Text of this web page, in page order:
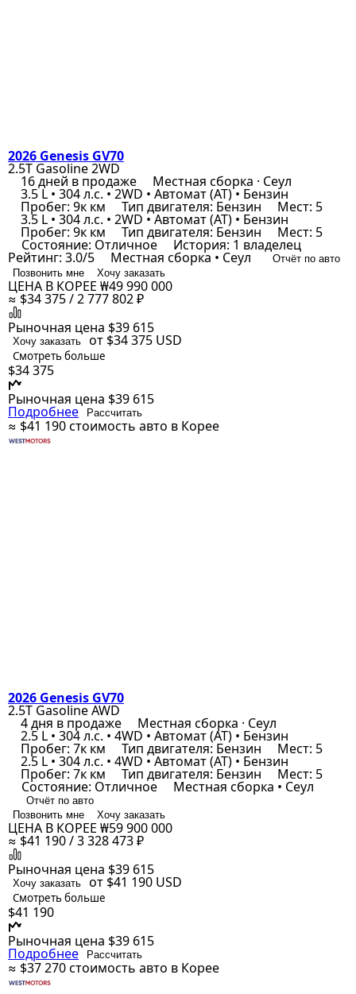
2026 Genesis GV70
2.5T Gasoline 2WD
16 дней в продаже Местная сборка · Сеул
3.5 L • 304 л.с. • 2WD • Автомат (AT) • Бензин
Пробег: 9к км Тип двигателя: Бензин Мест: 5
3.5 L • 304 л.с. • 2WD • Автомат (AT) • Бензин
Пробег: 9к км Тип двигателя: Бензин Мест: 5
Состояние: Отличное История: 1 владелец
Рейтинг: 3.0/5 Местная сборка • Сеул
Отчёт по авто
Позвонить мне
Хочу заказать
ЦЕНА В КОРЕЕ ₩49 990 000
≈ $34 375 / 2 777 802 ₽
Рыночная цена $39 615
Хочу заказать от $34 375 USD
Смотреть больше
$34 375
Рыночная цена $39 615
Подробнее Рассчитать
≈ $41 190стоимость авто в Корее
2026 Genesis GV70
2.5T Gasoline AWD
4 дня в продаже Местная сборка · Сеул
2.5 L • 304 л.с. • 4WD • Автомат (AT) • Бензин
Пробег: 7к км Тип двигателя: Бензин Мест: 5
2.5 L • 304 л.с. • 4WD • Автомат (AT) • Бензин
Пробег: 7к км Тип двигателя: Бензин Мест: 5
Состояние: Отличное Местная сборка • Сеул
Отчёт по авто
Позвонить мне
Хочу заказать
ЦЕНА В КОРЕЕ ₩59 900 000
≈ $41 190 / 3 328 473 ₽
Рыночная цена $39 615
Хочу заказать от $41 190 USD
Смотреть больше
$41 190
Рыночная цена $39 615
Подробнее Рассчитать
≈ $37 270стоимость авто в Корее